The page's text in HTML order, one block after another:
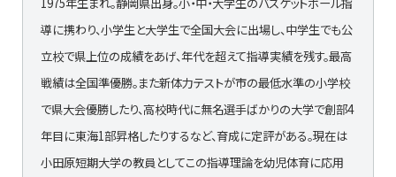
導に携わり、小学生と大学生で全国大会に出場し、中学生でも公
立校で県上位の成績をあげ、年代を超えて指導実績を残す。最高
戦績は全国準優勝。また新体力テストが市の最低水準の小学校
で県大会優勝したり、高校時代に無名選手ばかりの大学で創部4
年目に東海1部昇格したりするなど、育成に定評がある。現在は
小田原短期大学の教員としてこの指導理論を幼児体育に応用